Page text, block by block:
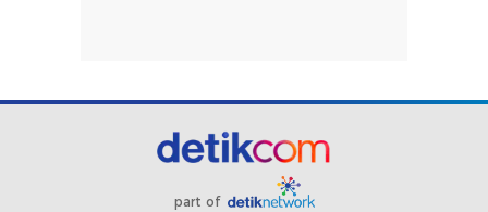
part of